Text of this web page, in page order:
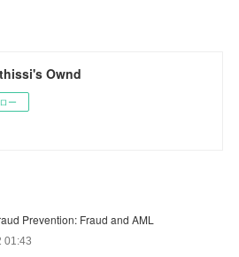
Ownd
ー
Prevention: Fraud and AML
01:43